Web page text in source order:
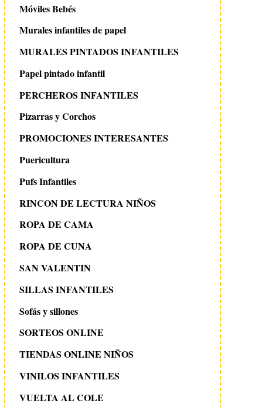
Móviles Bebés
Murales infantiles de papel
MURALES PINTADOS INFANTILES
Papel pintado infantil
PERCHEROS INFANTILES
Pizarras y Corchos
PROMOCIONES INTERESANTES
Puericultura
Pufs Infantiles
RINCON DE LECTURA NIÑOS
ROPA DE CAMA
ROPA DE CUNA
SAN VALENTIN
SILLAS INFANTILES
Sofás y sillones
SORTEOS ONLINE
TIENDAS ONLINE NIÑOS
VINILOS INFANTILES
VUELTA AL COLE